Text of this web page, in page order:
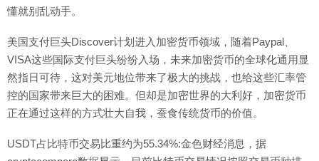
懂就别乱动手。
美国支付巨头Discover计划进入加密货币领域，随着Paypal、
VISA这些国际支付巨头纷纷入场，未来加密货币的全球化通用显
然指日可待，这对美元地位带来了极大的挑战，也给这些汇率管
控的国家带来巨大的困难。但却是加密世界的大利好，加密货币
正在通过这样的方式壮大自我，蚕食传统货币的价值。
USDT占比特币交易比重约为55.34%:金色财经消息，据